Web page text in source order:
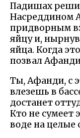
Падишах
Насреддином
придворным
яйцу и,
яйца. Когда
позвал
Ты, Афанди, с
влезешь в
достанет
Кто не сумеет
воде на целые